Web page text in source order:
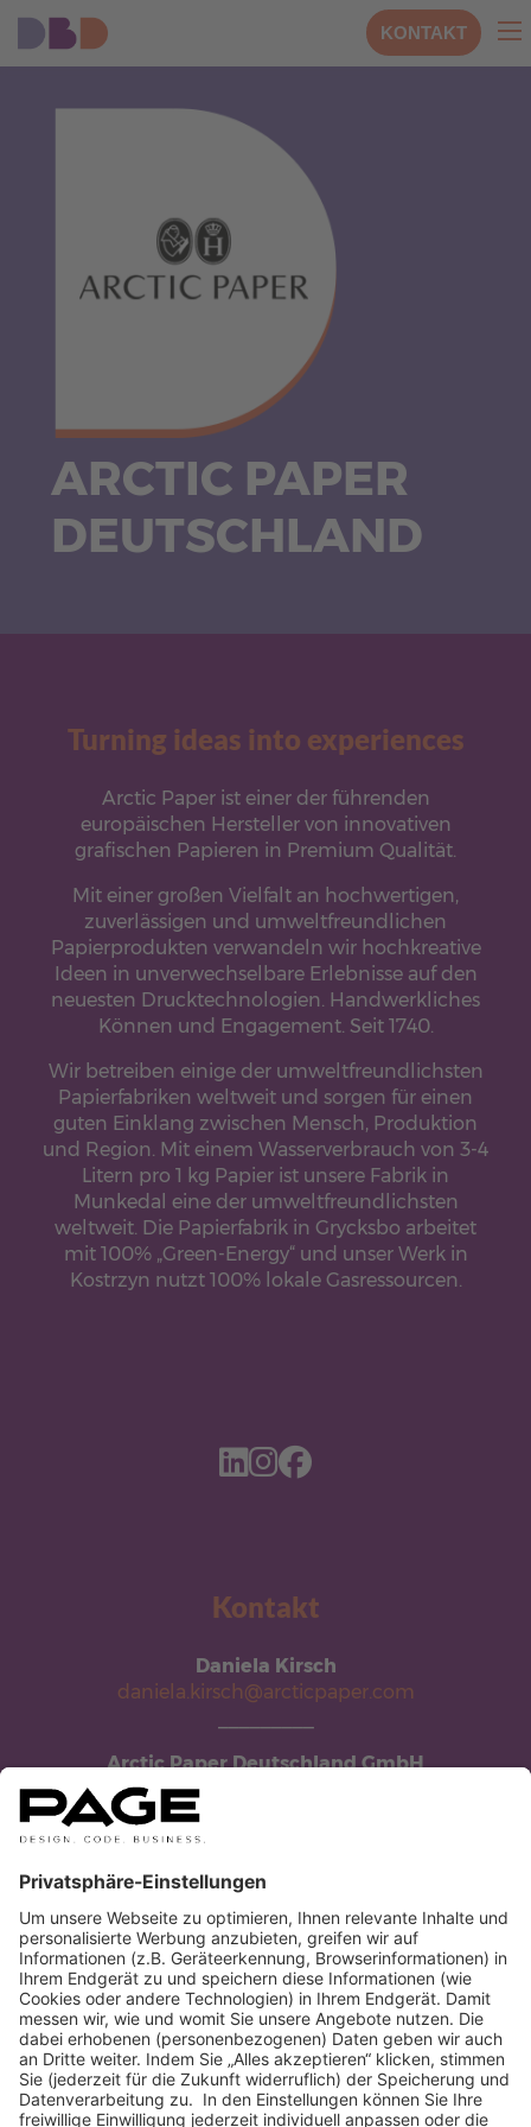
KONTAKT
ARCTIC PAPER
DEUTSCHLAND
Turning ideas into experiences
Arctic Paper ist einer der führenden
europäischen Hersteller von innovativen
grafischen Papieren in Premium Qualität.
Mit einer großen Vielfalt an hochwertigen,
zuverlässigen und umweltfreundlichen
Papierprodukten verwandeln wir hochkreative
Ideen in unverwechselbare Erlebnisse auf den
neuesten Drucktechnologien. Handwerkliches
Können und Engagement. Seit 1740.
Wir betreiben einige der umweltfreundlichsten
Papierfabriken weltweit und sorgen für einen
guten Einklang zwischen Mensch, Produktion
und Region. Mit einem Wasserverbrauch von 3-4
Litern pro 1 kg Papier ist unsere Fabrik in
Munkedal eine der umweltfreundlichsten
weltweit. Die Papierfabrik in Grycksbo arbeitet
mit 100% „Green-Energy“ und unser Werk in
Kostrzyn nutzt 100% lokale Gasressourcen.
Kontakt
Daniela Kirsch
daniela.kirsch@arcticpaper.com
Arctic Paper Deutschland GmbH
Am Sandtorkai 71 | 20457, Hamburg
arcticpaper.com
ZURÜCK ZU ALLEN PARTNERN